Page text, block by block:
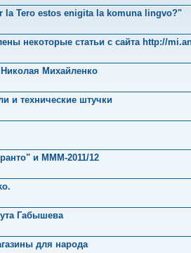
la Tero estos enigita la komuna lingvo?"
некоторые статьи с сайта http://
Михайленко
и технические штучки
и MMM-2011/12
Габышева
для народа